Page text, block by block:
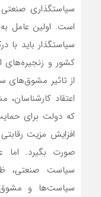
سیاستگذاری صنعتی
است. اولین عامل
سیاستگذار باید
کشور و زنجیره‌‌‌های
از تاثیر مشوق‌‌‌های
اعتقاد
که دولت برای
افزایش مزیت
صورت بگیرد. اما
سیاست صنعتی،
سیاست‌‌‌ها و